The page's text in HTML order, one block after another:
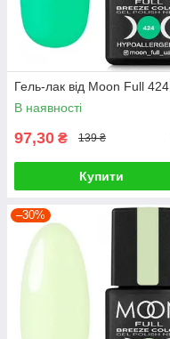
Гель-лак від Moon Full 424
В наявності
97,30 ₴ 139 ₴
Купити
–30%